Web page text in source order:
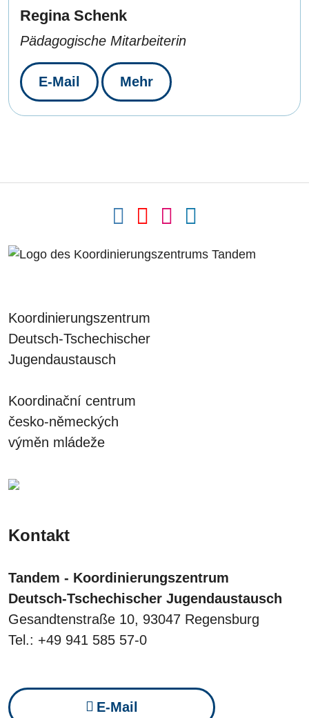
Regina Schenk
Pädagogische Mitarbeiterin
E-Mail Mehr
Koordinierungszentrum
Deutsch-Tschechischer
Jugendaustausch
Koordinační centrum
česko-německých
výměn mládeže
Kontakt
Tandem - Koordinierungszentrum
Deutsch-Tschechischer Jugendaustausch
Gesandtenstraße 10, 93047 Regensburg
Tel.: +49 941 585 57-0
E-Mail